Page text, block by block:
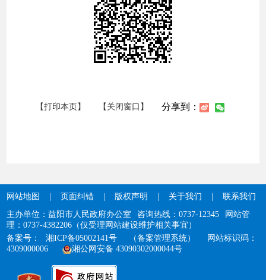
【打印本页】 【关闭窗口】 分享到：
网站地图 页面纠错 版权声明 关于我们
联系我们
主办单位：益阳市人民政府办公室
咨询热线：0737-12345
网站管
理：0737-4382206（仅受理网站建设维护相关事宜）
备案号：
湘ICP备05002141号 （备案管理系统）
网站标识码：
4309000006
湘公网安备 43090302000044号